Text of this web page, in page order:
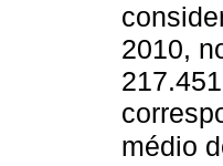
2010,
médio